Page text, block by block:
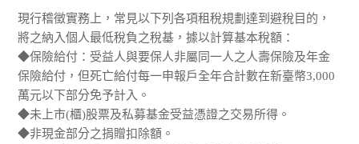
現行稽徵實務上，常見以下列各項租稅規劃達到避稅目的，
將之納入個人最低稅負之稅基，據以計算基本稅額：
◆保險給付：受益人與要保人非屬同一人之人壽保險及年金
保險給付，但死亡給付每一申報戶全年合計數在新臺幣3,000
萬元以下部分免予計入。
◆未上市(櫃)股票及私募基金受益憑證之交易所得。
◆非現金部分之捐贈扣除額。